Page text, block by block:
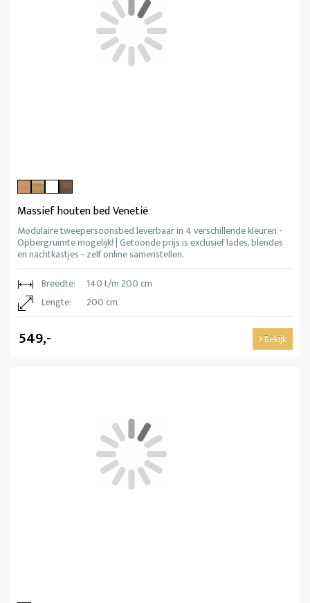
Massief houten bed Venetië
Modulaire tweepersoonsbed leverbaar in 4 verschillende kleuren -
Opbergruimte mogelijk! | Getoonde prijs is exclusief lades, blendes
en nachtkastjes - zelf online samenstellen.
Breedte:
140 t/m 200 cm
Lengte:
200 cm
549,- Bekijk